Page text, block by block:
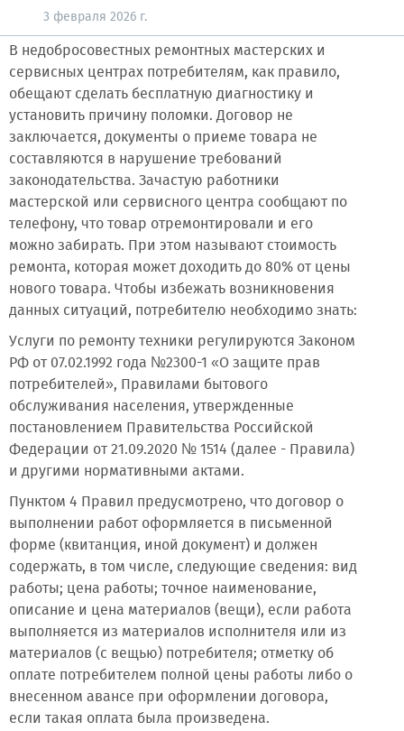
3 февраля 2026 г.
В недобросовестных ремонтных мастерских и
сервисных центрах потребителям, как правило,
обещают сделать бесплатную диагностику и
установить причину поломки. Договор не
заключается, документы о приеме товара не
составляются в нарушение требований
законодательства. Зачастую работники
мастерской или сервисного центра сообщают по
телефону, что товар отремонтировали и его
можно забирать. При этом называют стоимость
ремонта, которая может доходить до 80% от цены
нового товара. Чтобы избежать возникновения
данных ситуаций, потребителю необходимо знать:
Услуги по ремонту техники регулируются Законом
РФ от 07.02.1992 года №2300-1 «О защите прав
потребителей», Правилами бытового
обслуживания населения, утвержденные
постановлением Правительства Российской
Федерации от 21.09.2020 № 1514 (далее - Правила)
и другими нормативными актами.
Пунктом 4 Правил предусмотрено, что договор о
выполнении работ оформляется в письменной
форме (квитанция, иной документ) и должен
содержать, в том числе, следующие сведения: вид
работы; цена работы; точное наименование,
описание и цена материалов (вещи), если работа
выполняется из материалов исполнителя или из
материалов (с вещью) потребителя; отметку об
оплате потребителем полной цены работы либо о
внесенном авансе при оформлении договора,
если такая оплата была произведена.